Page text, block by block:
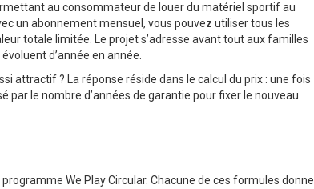
au consommateur de louer du matériel sportif au
un abonnement mensuel, vous pouvez utiliser tous les
totale limitée. Le projet s’adresse avant tout aux familles
d’année en année.
attractif ? La réponse réside dans le calcul du prix : une fois
par le nombre d’années de garantie pour fixer le nouveau
We Play Circular. Chacune de ces formules donne